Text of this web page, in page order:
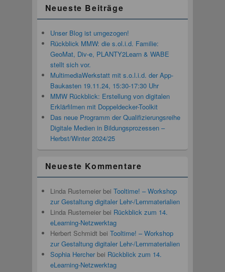
Neueste Beiträge
Unser Blog ist umgezogen!
Rückblick MMW: die s.ol.i.d. Familie:
GeoMat, Div-e, PLANTY2Learn & WABE
stellt sich vor.
MultimediaWerkstatt mit s.o.l.i.d. der App-
Baukasten 19.11.24, 15:30-17:30 Uhr
MMW Rückblick: Erstellung von digitalen
Erklärfilmen mit Doppeldecker-Toolkit
Das neue Programm der Qualifizierungsreihe
Digitale Medien in Bildungsprozessen –
Herbst/Winter 2024/25
Neueste Kommentare
Linda Rustemeierbei Tooltime! – Workshop
zur Gestaltung digitaler Lehr-/Lernmaterialien
Linda Rustemeierbei Rückblick zum 14.
eLearning-Netzwerktag
Herbert Schmidt bei Tooltime! – Workshop
zur Gestaltung digitaler Lehr-/Lernmaterialien
Sophia Hercherbei Rückblick zum 14.
eLearning-Netzwerktag